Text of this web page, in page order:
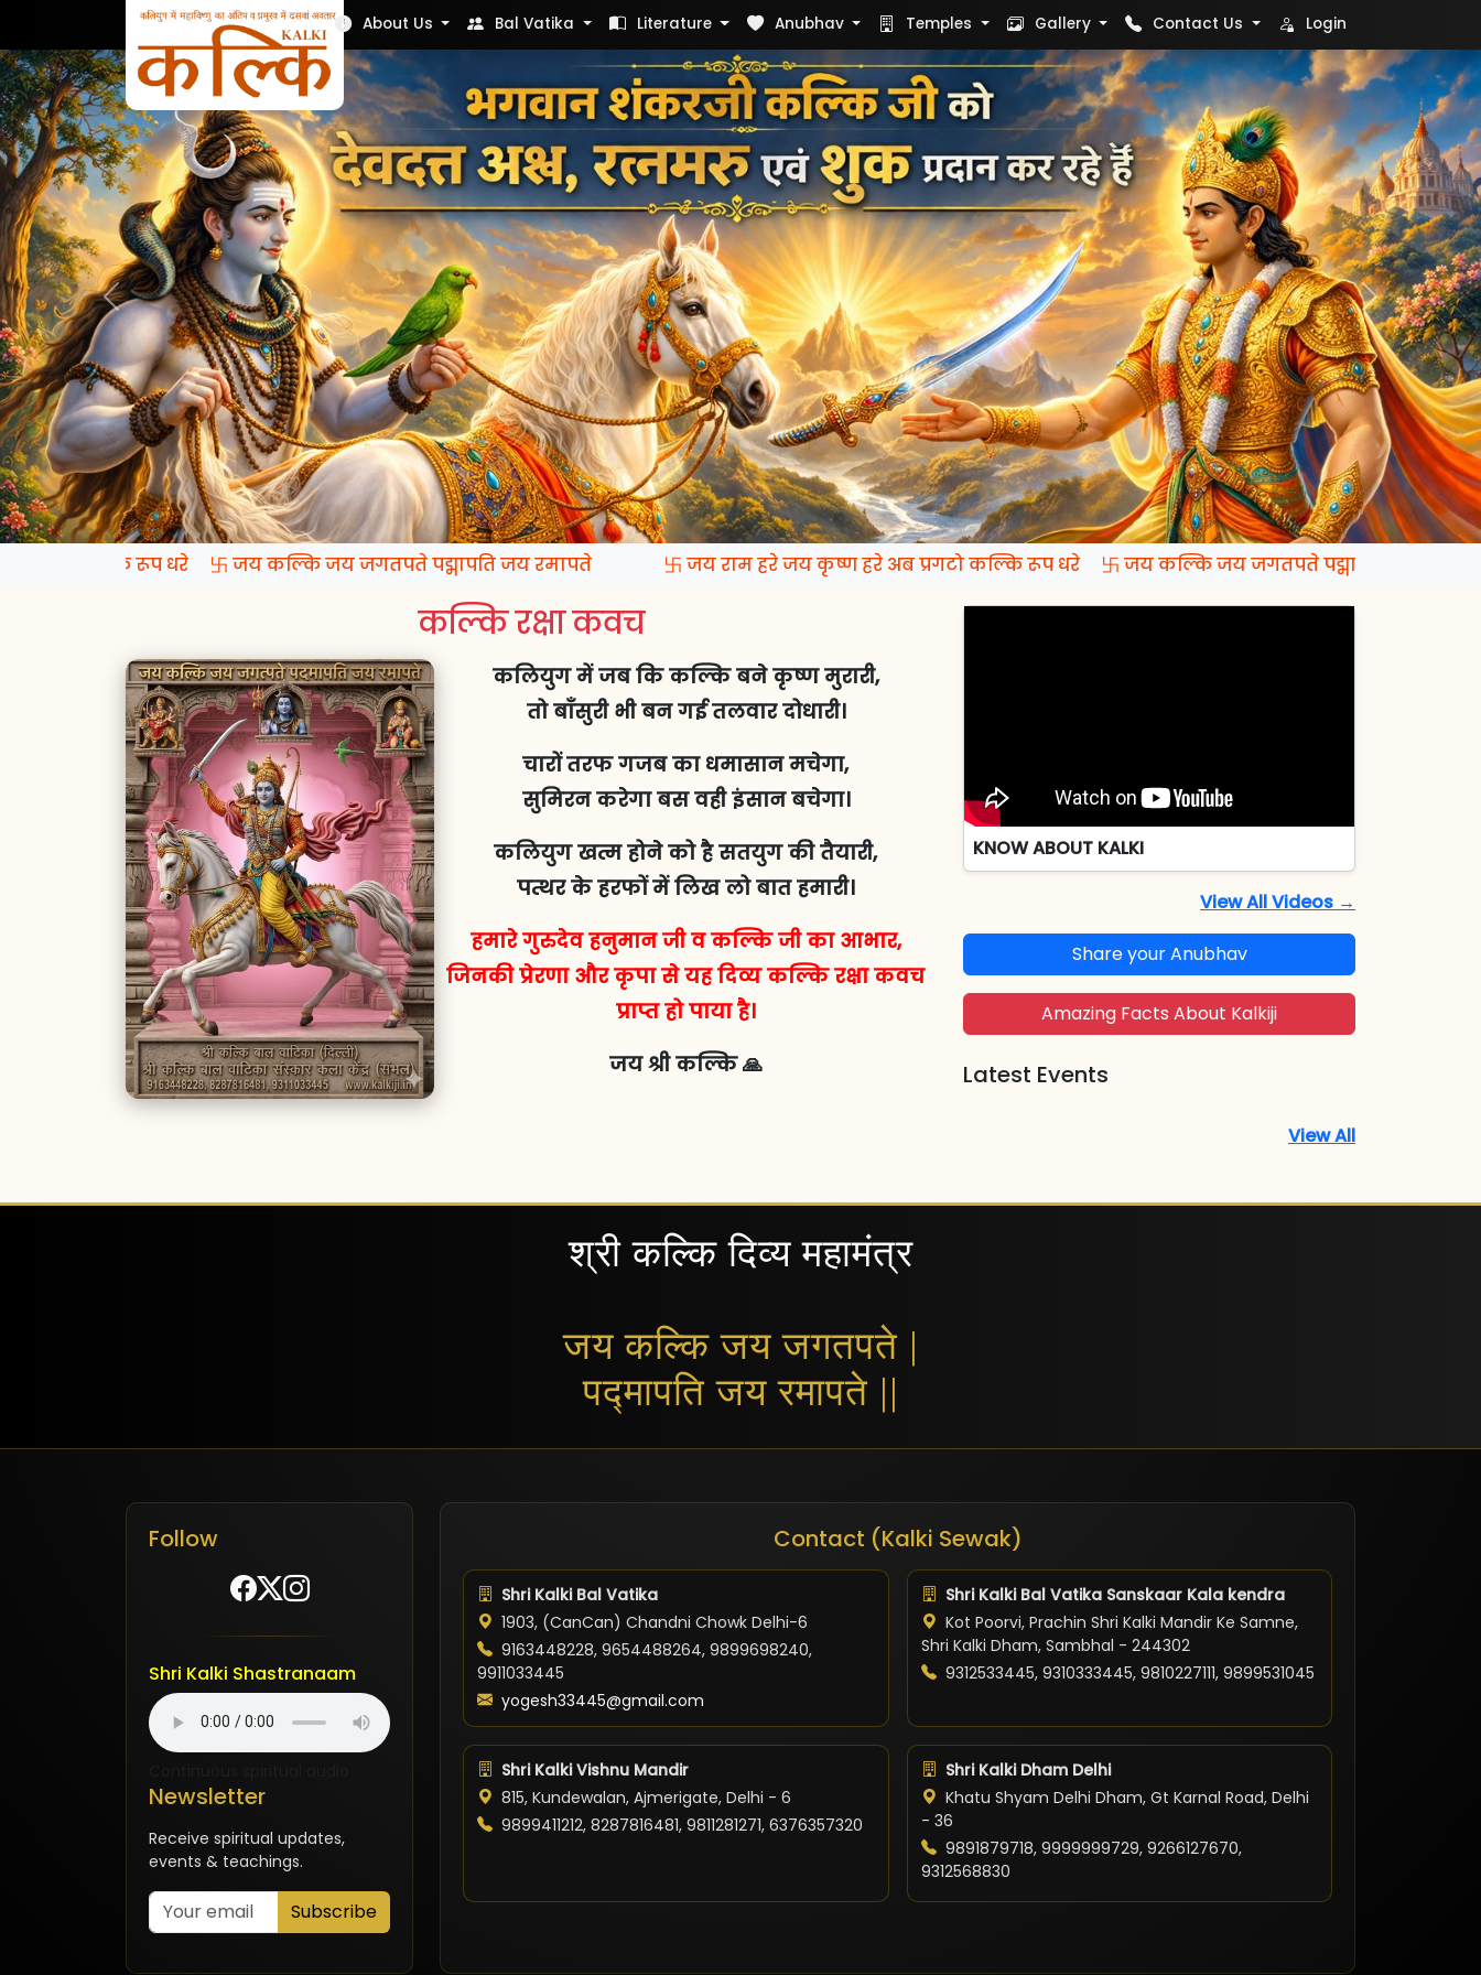
Nek Soch About Us Bal Vatika Literature Anubhav Temples Gallery Contact Us Login
कल्कि रूप धरे 卐 जय कल्कि जय जगतपते पद्मापति जय रमापते 卐 जय राम हरे जय कृष्ण हरे अब प्रगटो कल्कि रूप धरे 卐 जय कल्कि जय जगतपते पद्मापति जय रमापते
कल्कि रक्षा कवच
कलियुग में जब कि कल्कि बने कृष्ण मुरारी,
तो बाँसुरी भी बन गई तलवार दोधारी।
चारों तरफ गजब का धमासान मचेगा,
सुमिरन करेगा बस वही इंसान बचेगा।
कलियुग खत्म होने को है सतयुग की तैयारी,
पत्थर के हरफों में लिख लो बात हमारी।
हमारे गुरुदेव हनुमान जी व कल्कि जी का आभार,
जिनकी प्रेरणा और कृपा से यह दिव्य कल्कि रक्षा कवच
प्राप्त हो पाया है।
जय श्री कल्कि 🙏
KNOW ABOUT KALKI
View All Videos →
Share your Anubhav
Amazing Facts About Kalkiji
Latest Events
View All
श्री कल्कि दिव्य महामंत्र
जय कल्कि जय जगतपते |
पद्मापति जय रमापते ||
Follow
Shri Kalki Shastranaam
Newsletter
Receive spiritual updates,
events & teachings.
Subscribe
Contact (Kalki Sewak)
Shri Kalki Bal Vatika
1903, (CanCan) Chandni Chowk Delhi-6
9163448228, 9654488264, 9899698240,
9911033445
yogesh33445@gmail.com
Shri Kalki Bal Vatika Sanskaar Kala kendra
Kot Poorvi, Prachin Shri Kalki Mandir Ke Samne,
Shri Kalki Dham, Sambhal - 244302
9312533445, 9310333445, 9810227111, 9899531045
Shri Kalki Vishnu Mandir
815, Kundewalan, Ajmerigate, Delhi - 6
9899411212, 8287816481, 9811281271, 6376357320
Shri Kalki Dham Delhi
Khatu Shyam Delhi Dham, Gt Karnal Road, Delhi
- 36
9891879718, 9999999729, 9266127670,
9312568830